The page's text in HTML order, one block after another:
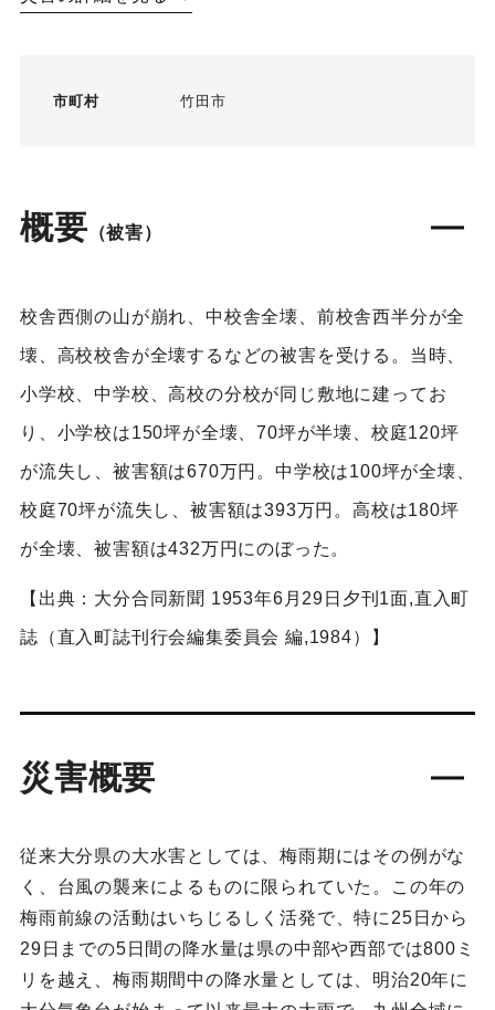
市町村 竹田市
概要 （被害）
校舎西側の山が崩れ、中校舎全壊、前校舎西半分が全
壊、高校校舎が全壊するなどの被害を受ける。当時、
小学校、中学校、高校の分校が同じ敷地に建ってお
り、小学校は150坪が全壊、70坪が半壊、校庭120坪
が流失し、被害額は670万円。中学校は100坪が全壊、
校庭70坪が流失し、被害額は393万円。高校は180坪
が全壊、被害額は432万円にのぼった。
【出典：大分合同新聞 1953年6月29日夕刊1面,直入町
誌（直入町誌刊行会編集委員会 編,1984）】
災害概要
従来大分県の大水害としては、梅雨期にはその例がな
く、台風の襲来によるものに限られていた。この年の
梅雨前線の活動はいちじるしく活発で、特に25日から
29日までの5日間の降水量は県の中部や西部では800ミ
リを越え、梅雨期間中の降水量としては、明治20年に